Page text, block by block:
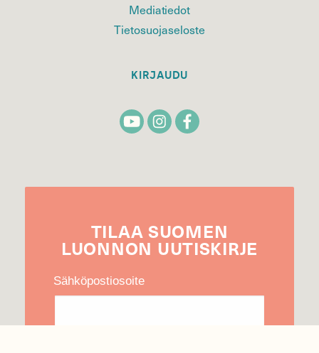
Mediatiedot
Tietosuojaseloste
KIRJAUDU
TILAA SUOMEN
LUONNON UUTIS­KIRJE
Sähköpostiosoite